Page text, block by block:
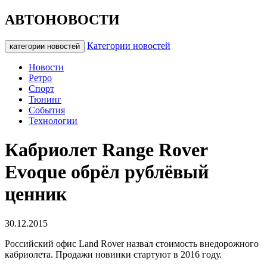
АВТОНОВОСТИ
категории новостей Категории новостей
Новости
Ретро
Спорт
Тюнинг
События
Технологии
Кабриолет Range Rover
Evoque обрёл рублёвый
ценник
30.12.2015
Российский офис Land Rover назвал стоимость внедорожного
кабриолета. Продажи новинки стартуют в 2016 году.